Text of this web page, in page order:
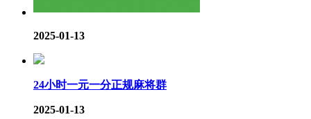
2025-01-13
24小时一元一分正规麻将群
2025-01-13